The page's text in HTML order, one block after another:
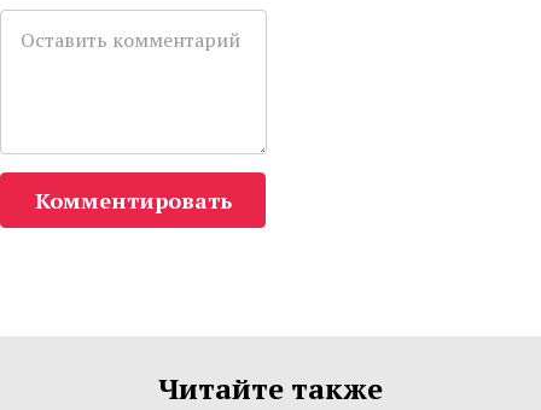
Комментировать
Читайте также